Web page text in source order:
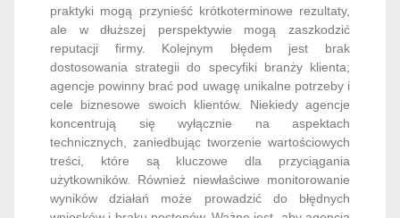
praktyki mogą przynieść krótkoterminowe rezultaty,
ale w dłuższej perspektywie mogą zaszkodzić
reputacji firmy. Kolejnym błędem jest brak
dostosowania strategii do specyfiki branży klienta;
agencje powinny brać pod uwagę unikalne potrzeby i
cele biznesowe swoich klientów. Niekiedy agencje
koncentrują się wyłącznie na aspektach
technicznych, zaniedbując tworzenie wartościowych
treści, które są kluczowe dla przyciągania
użytkowników. Również niewłaściwe monitorowanie
wyników działań może prowadzić do błędnych